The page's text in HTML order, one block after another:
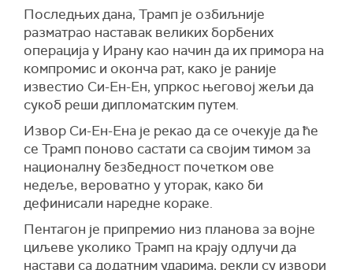
Последњих дана, Трамп је озбиљније
разматрао наставак великих борбених
операција у Ирану као начин да их примора на
компромис и оконча рат, како је раније
известио Си-Ен-Ен, упркос његовој жељи да
сукоб реши дипломатским путем.
Извор Си-Ен-Ена је рекао да се очекује да ће
се Трамп поново састати са својим тимом за
националну безбедност почетком ове
недеље, вероватно у уторак, како би
дефинисали наредне кораке.
Пентагон је припремио низ планова за војне
циљеве уколико Трамп на крају одлучи да
настави са додатним ударима, рекли су извори